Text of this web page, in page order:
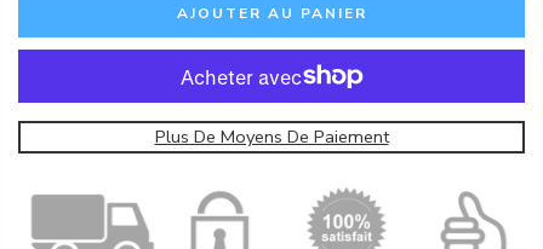
AJOUTER AU PANIER
Plus De Moyens De Paiement